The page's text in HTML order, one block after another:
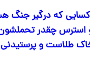
کسایی که درگیر جنگ
چقدر تحملشون
طلاست و پرستیدنی